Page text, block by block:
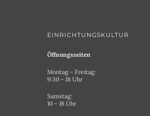
EINRICHTUNGSKULTUR
Öffnungszeiten
Montag – Freitag:
9:30 – 18 Uhr
Samstag:
10 – 18 Uhr